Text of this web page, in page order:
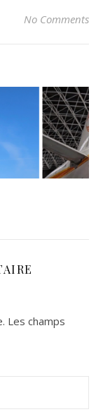
No Comments
Les champs